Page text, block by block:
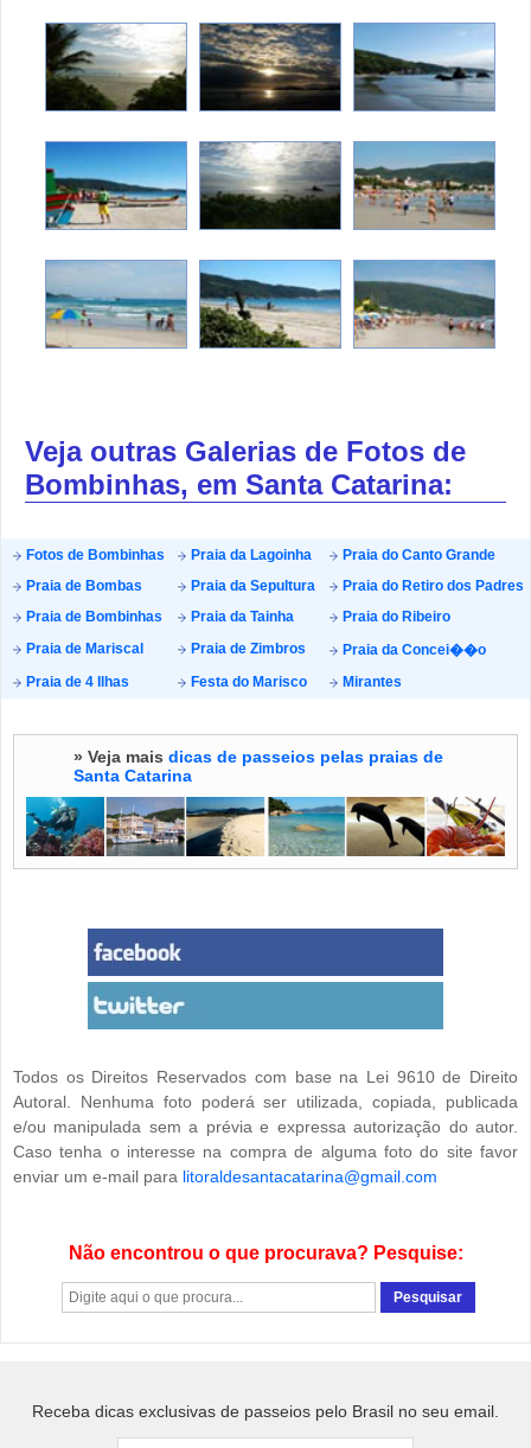
Veja outras Galerias de Fotos de
Bombinhas, em Santa Catarina:
Fotos de Bombinhas Praia da Lagoinha
Praia do Canto Grande
Praia de Bombas
Praia da Sepultura
Praia do Retiro dos Padres
Praia de Bombinhas
Praia da Tainha
Praia do Ribeiro
Praia de Mariscal
Praia de Zimbros
Praia da Concei��o
Praia de 4 Ilhas
Festa do Marisco Mirantes
» Veja mais dicas de passeios pelas praias de
Santa Catarina
Todos os Direitos Reservados com base na Lei 9610 de Direito
Autoral. Nenhuma foto poderá ser utilizada, copiada, publicada
e/ou manipulada sem a prévia e expressa autorização do autor.
Caso tenha o interesse na compra de alguma foto do site favor
enviar um e-mail para litoraldesantacatarina@gmail.com
Não encontrou o que procurava? Pesquise:
Receba dicas exclusivas de passeios pelo Brasil no seu email.